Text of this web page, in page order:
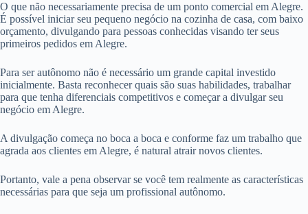
O que não necessariamente precisa de um ponto comercial em Alegre.
É possível iniciar seu pequeno negócio na cozinha de casa, com baixo
orçamento, divulgando para pessoas conhecidas visando ter seus
primeiros pedidos em Alegre.
Para ser autônomo não é necessário um grande capital investido
inicialmente. Basta reconhecer quais são suas habilidades, trabalhar
para que tenha diferenciais competitivos e começar a divulgar seu
negócio em Alegre.
A divulgação começa no boca a boca e conforme faz um trabalho que
agrada aos clientes em Alegre, é natural atrair novos clientes.
Portanto, vale a pena observar se você tem realmente as características
necessárias para que seja um profissional autônomo.